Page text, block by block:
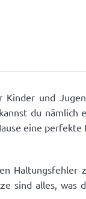
und
du nämlich
eine perfekte
Haltungsfehler
sind alles, was